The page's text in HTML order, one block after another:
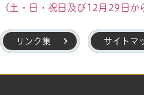
（土・日・祝日及び12月29日か
リンク集 サイトマ